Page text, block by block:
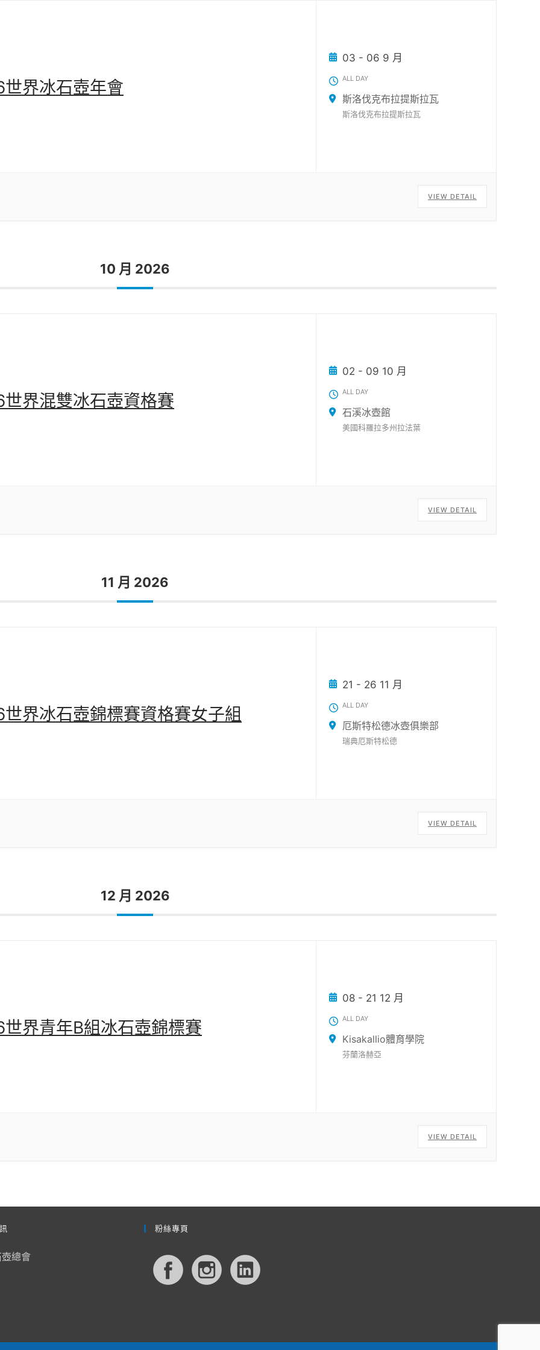
界冰石壺年會
03 - 06 9 月
ALL DAY
斯洛伐克布拉提斯拉瓦
斯洛伐克布拉提斯拉瓦
VIEW DETAIL
10 月 2026
界混雙冰石壺資格賽
02 - 09 10 月
ALL DAY
石溪冰壺館
美國科羅拉多州拉法葉
VIEW DETAIL
11 月 2026
界冰石壺錦標賽資格賽女子組
21 - 26 11 月
ALL DAY
厄斯特松德冰壺俱樂部
瑞典厄斯特松德
VIEW DETAIL
12 月 2026
界青年B組冰石壺錦標賽
08 - 21 12 月
ALL DAY
Kisakallio體育學院
芬蘭洛赫亞
VIEW DETAIL
總會
粉絲專頁